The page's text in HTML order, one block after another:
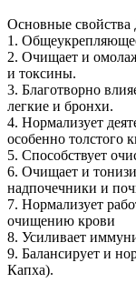
Основные свойства
1.
2. Очищает и
и токсины.
3. Благотворно
легкие и бронхи.
4. Нормализует
особенно толстого
5. Способствует
6. Очищает и
надпочечники и
7. Нормализует
очищению крови
8. Усиливает
9. Балансирует и
Капха).